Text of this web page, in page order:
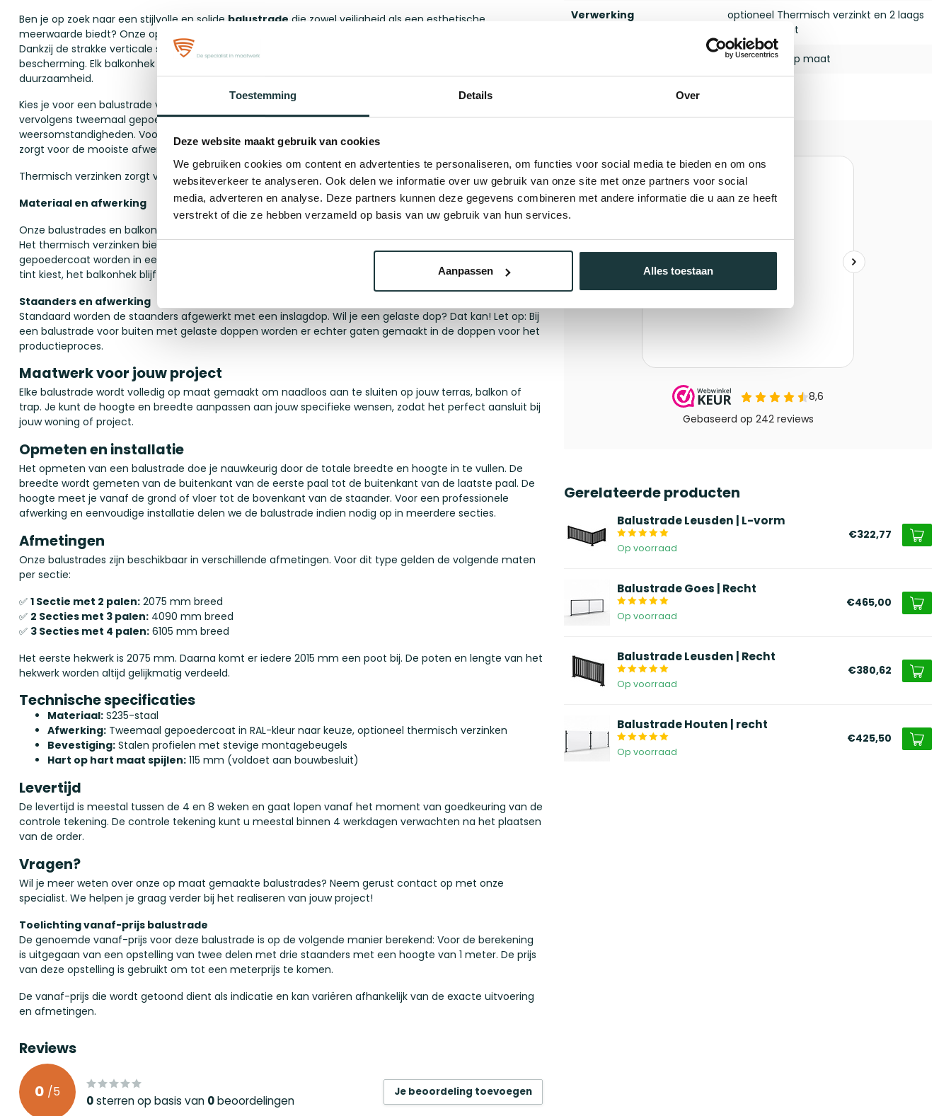
Toestemming Details Over
Deze website maakt gebruik van cookies
We gebruiken cookies om content en advertenties te personaliseren, om functies voor social media te bieden en om ons
websiteverkeer te analyseren. Ook delen we informatie over uw gebruik van onze site met onze partners voor social
media, adverteren en analyse. Deze partners kunnen deze gegevens combineren met andere informatie die u aan ze heeft
verstrekt of die ze hebben verzameld op basis van uw gebruik van hun services.
Aanpassen Alles toestaan
Ben je op zoek naar een stijlvolle en solide balustrade die zowel veiligheid als een esthetische
meerwaarde biedt? Onze op maat gemaakte stalen balustrades en balkonhekken zijn dé perfecte keuze!
Dankzij de strakke verticale spijlen combineert dit ontwerp een tijdloze uitstraling met optimale
bescherming. Elk balkonhek wordt vervaardigd met de hoogste aandacht voor kwaliteit en
duurzaamheid.
Kies je voor een balustrade voor
, dan wordt deze thermisch verzinkt/gegalvaniseerd en
vervolgens tweemaal gepoedercoat, om zo de kwaliteit en levensduur te waarborgen tegen alle
weersomstandigheden. Voor een
binnen
balustrade wordt een 2-laagse poedercoating toegepast, wat
zorgt voor de mooiste afwerking.
Thermisch verzinken zorgt voor een iets langere levertijd door een extra stap in het productieproces.
Materiaal en afwerking
Onze balustrades en balkonhekken, ook wel traphek of trapleuning genoemd, stevige S235-staalprofielen.
Het thermisch verzinken biedt optimale bescherming tegen roestvorming en kan daarna tweemaal
gepoedercoat worden in een
tint kiest, het balkonhek blijft er jarenlang als nieuw uitzien.
Staanders en afwerking
Standaard worden de staanders afgewerkt met een inslagdop. Wil je een gelaste dop? Dat kan! Let op: Bij
een balustrade voor buiten met gelaste doppen worden er echter gaten gemaakt in de doppen voor het
productieproces.
Maatwerk voor jouw project
Elke balustrade wordt volledig op maat gemaakt om naadloos aan te sluiten op jouw terras, balkon of
trap. Je kunt de hoogte en breedte aanpassen aan jouw specifieke wensen, zodat het perfect aansluit bij
jouw woning of project.
Opmeten en installatie
Het opmeten van een balustrade doe je nauwkeurig door de totale breedte en hoogte in te vullen. De
breedte wordt gemeten van de buitenkant van de eerste paal tot de buitenkant van de laatste paal. De
hoogte meet je vanaf de grond of vloer tot de bovenkant van de staander. Voor een professionele
afwerking en eenvoudige installatie delen we de balustrade indien nodig op in meerdere secties.
Afmetingen
Onze balustrades zijn beschikbaar in verschillende afmetingen. Voor dit type gelden de volgende maten
per sectie:
✅ 1 Sectie met 2 palen: 2075 mm breed
✅ 2 Secties met 3 palen: 4090 mm breed
✅ 3 Secties met 4 palen: 6105 mm breed
Het eerste hekwerk is 2075 mm. Daarna komt er iedere 2015 mm een poot bij. De poten en lengte van het
hekwerk worden altijd gelijkmatig verdeeld.
Technische specificaties
Materiaal: S235-staal
Afwerking: Tweemaal gepoedercoat in RAL-kleur naar keuze, optioneel thermisch verzinken
Bevestiging: Stalen profielen met stevige montagebeugels
Hart op hart maat spijlen: 115 mm (voldoet aan bouwbesluit)
Levertijd
De levertijd is meestal tussen de 4 en 8 weken en gaat lopen vanaf het moment van goedkeuring van de
controle tekening. De controle tekening kunt u meestal binnen 4 werkdagen verwachten na het plaatsen
van de order.
Vragen?
Wil je meer weten over onze op maat gemaakte balustrades? Neem gerust contact op met onze
specialist. We helpen je graag verder bij het realiseren van jouw project!
Toelichting vanaf-prijs balustrade
De genoemde vanaf-prijs voor deze balustrade is op de volgende manier berekend: Voor de berekening
is uitgegaan van een opstelling van twee delen met drie staanders met een hoogte van 1 meter. De prijs
van deze opstelling is gebruikt om tot een meterprijs te komen.
De vanaf-prijs die wordt getoond dient als indicatie en kan variëren afhankelijk van de exacte uitvoering
en afmetingen.
Reviews
0 /5
0sterren op basis van 0beoordelingen
Je beoordeling toevoegen
Verwerking
optioneel Thermisch verzinkt en 2 laags
gepoedercoat
Balustrades op maat
Geschikt voor buiten
Gerelateerde producten
Balustrade Leusden | L-vorm
Op voorraad
€322,77
Balustrade Goes | Recht
Op voorraad
€465,00
Balustrade Leusden | Recht
Op voorraad
€380,62
Balustrade Houten | recht
Op voorraad
€425,50